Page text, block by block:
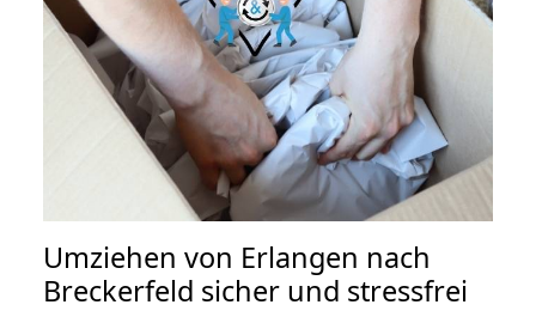
Umziehen von Erlangen nach
Breckerfeld sicher und stressfrei